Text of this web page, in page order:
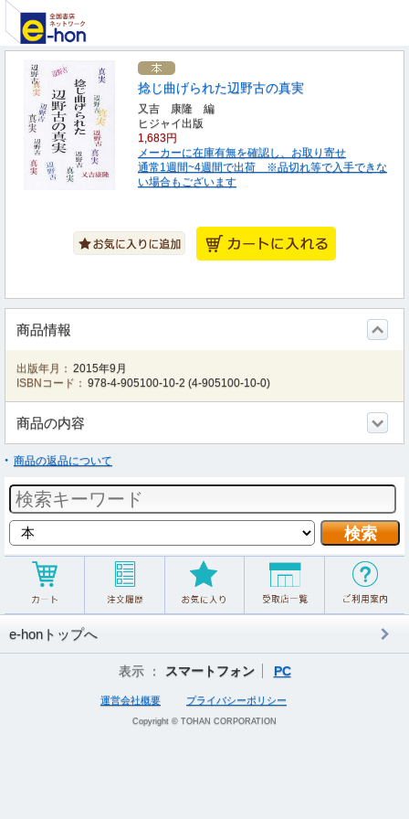
捻じ曲げられた辺野古の真実
又吉 康隆 編
ヒジャイ出版
1,683円
メーカーに在庫有無を確認し、お取り寄せ
通常1週間~4週間で出荷 ※品切れ等で入手できな
い場合もございます
商品情報
出版年月： 2015年9月
ISBNコード： 978-4-905100-10-2 (4-905100-10-0)
商品の内容
商品の返品について
e-honトップへ
表示 ： スマートフォン PC
運営会社概要 プライバシーポリシー
Copyright © TOHAN CORPORATION